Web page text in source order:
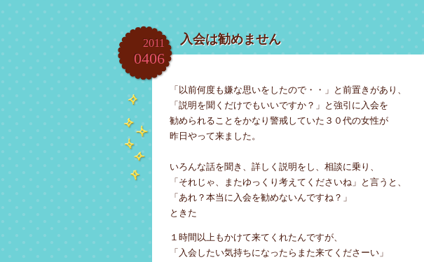
2011
0406
入会は勧めません
「以前何度も嫌な思いをしたので・・」と前置きがあり、
「説明を聞くだけでもいいですか？」と強引に入会を
勧められることをかなり警戒していた３０代の女性が
昨日やって来ました。
いろんな話を聞き、詳しく説明をし、相談に乗り、
「それじゃ、またゆっくり考えてくださいね」と言うと、
「あれ？本当に入会を勧めないんですね？」
ときた
１時間以上もかけて来てくれたんですが、
「入会したい気持ちになったらまた来てくださーい」